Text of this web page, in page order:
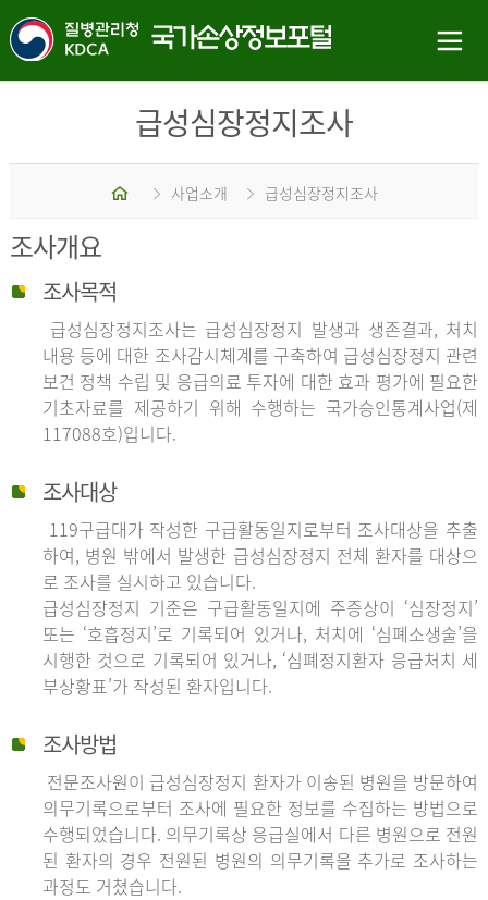
급성심장정지조사
홈 사업소개 급성심장정지조사
조사개요
조사목적
급성심장정지조사는 급성심장정지 발생과 생존결과, 처치
내용 등에 대한 조사감시체계를 구축하여 급성심장정지 관련
보건 정책 수립 및 응급의료 투자에 대한 효과 평가에 필요한
기초자료를 제공하기 위해 수행하는 국가승인통계사업(제
117088호)입니다.
조사대상
119구급대가 작성한 구급활동일지로부터 조사대상을 추출
하여, 병원 밖에서 발생한 급성심장정지 전체 환자를 대상으
로 조사를 실시하고 있습니다.
급성심장정지 기준은 구급활동일지에 주증상이 ‘심장정지’
또는 ‘호흡정지’로 기록되어 있거나, 처치에 ‘심폐소생술’을
시행한 것으로 기록되어 있거나, ‘심폐정지환자 응급처치 세
부상황표’가 작성된 환자입니다.
조사방법
전문조사원이 급성심장정지 환자가 이송된 병원을 방문하여
의무기록으로부터 조사에 필요한 정보를 수집하는 방법으로
수행되었습니다. 의무기록상 응급실에서 다른 병원으로 전원
된 환자의 경우 전원된 병원의 의무기록을 추가로 조사하는
과정도 거쳤습니다.